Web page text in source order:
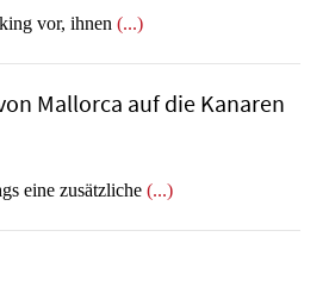
vor, ihnen (...)
Mallorca auf die Kanaren
eine zusätzliche (...)